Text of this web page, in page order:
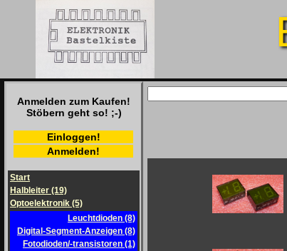
Anmelden zum Kaufen!
Stöbern geht so! ;-)
Einloggen!
Anmelden!
Start
Halbleiter (19)
Optoelektronik (5)
Leuchtdioden (8)
Digital-Segment-Anzeigen (8)
Fotodioden/-transistoren (1)